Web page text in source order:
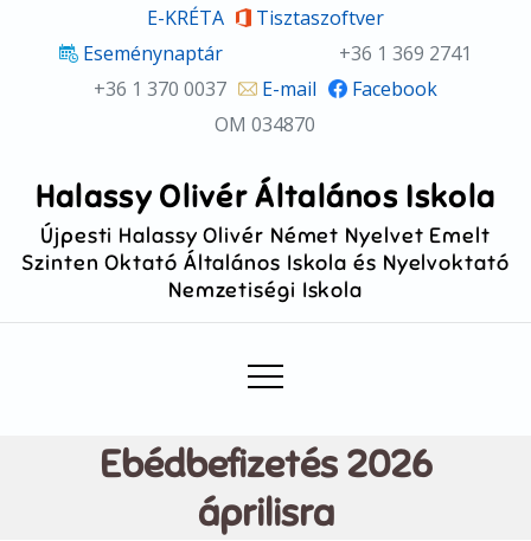
E-KRÉTA
Tisztaszoftver
Eseménynaptár
+36 1 369 2741
+36 1 370 0037
E-mail
Facebook
OM 034870
Halassy Olivér Általános Iskola
Újpesti Halassy Olivér Német Nyelvet Emelt
Szinten Oktató Általános Iskola és Nyelvoktató
Nemzetiségi Iskola
Ebédbefizetés 2026
áprilisra